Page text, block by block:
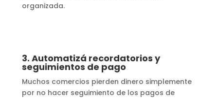
organizada.
3. Automatizá recordatorios y
seguimientos de pago
Muchos comercios pierden dinero simplemente
por no hacer seguimiento de los pagos de